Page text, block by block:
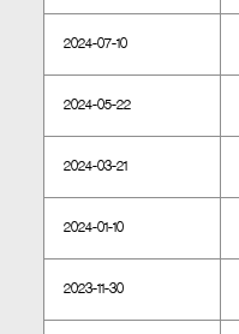
2024-07-10
2024-05-22
2024-03-21
2024-01-10
2023-11-30